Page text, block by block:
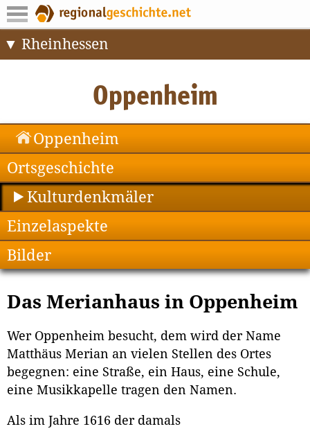
Rheinhessen
Oppenheim
Ortsgeschichte
Kulturdenkmäler
Einzelaspekte
Bilder
Das Merianhaus in Oppenheim
Wer Oppenheim besucht, dem wird der Name
Matthäus Merian an vielen Stellen des Ortes
begegnen: eine Straße, ein Haus, eine Schule,
eine Musikkapelle tragen den Namen.
Als im Jahre 1616 der damals